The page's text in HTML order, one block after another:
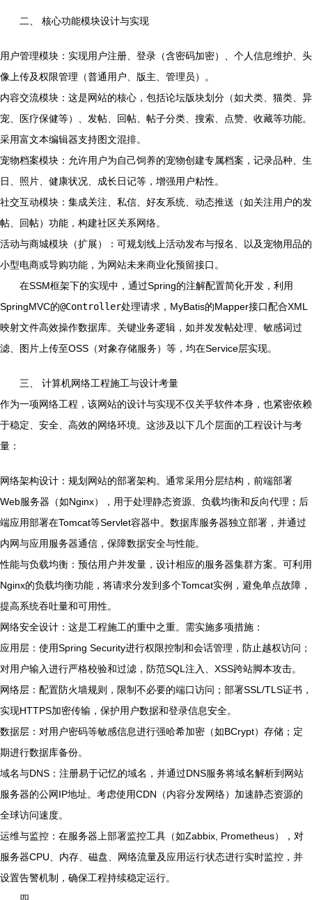
二、 核心功能模块设计与实现
用户管理模块：实现用户注册、登录（含密码加密）、个人信息维护、头
像上传及权限管理（普通用户、版主、管理员）。
内容交流模块：这是网站的核心，包括论坛版块划分（如犬类、猫类、异
宠、医疗保健等）、发帖、回帖、帖子分类、搜索、点赞、收藏等功能。
采用富文本编辑器支持图文混排。
宠物档案模块：允许用户为自己饲养的宠物创建专属档案，记录品种、生
日、照片、健康状况、成长日记等，增强用户粘性。
社交互动模块：集成关注、私信、好友系统、动态推送（如关注用户的发
帖、回帖）功能，构建社区关系网络。
活动与商城模块（扩展）：可规划线上活动发布与报名、以及宠物用品的
小型电商或导购功能，为网站未来商业化预留接口。
在SSM框架下的实现中，通过Spring的注解配置简化开发，利用
SpringMVC的@Controller处理请求，MyBatis的Mapper接口配合XML
映射文件高效操作数据库。关键业务逻辑，如并发发帖处理、敏感词过
滤、图片上传至OSS（对象存储服务）等，均在Service层实现。
三、 计算机网络工程施工与设计考量
作为一项网络工程，该网站的设计与实现不仅关乎软件本身，也紧密依赖
于稳定、安全、高效的网络环境。这涉及以下几个层面的工程设计与考
量：
网络架构设计：规划网站的部署架构。通常采用分层结构，前端部署
Web服务器（如Nginx），用于处理静态资源、负载均衡和反向代理；后
端应用部署在Tomcat等Servlet容器中。数据库服务器独立部署，并通过
内网与应用服务器通信，保障数据安全与性能。
性能与负载均衡：预估用户并发量，设计相应的服务器集群方案。可利用
Nginx的负载均衡功能，将请求分发到多个Tomcat实例，避免单点故障，
提高系统吞吐量和可用性。
网络安全设计：这是工程施工的重中之重。需实施多项措施：
应用层：使用Spring Security进行权限控制和会话管理，防止越权访问；
对用户输入进行严格校验和过滤，防范SQL注入、XSS跨站脚本攻击。
网络层：配置防火墙规则，限制不必要的端口访问；部署SSL/TLS证书，
实现HTTPS加密传输，保护用户数据和登录信息安全。
数据层：对用户密码等敏感信息进行强哈希加密（如BCrypt）存储；定
期进行数据库备份。
域名与DNS：注册易于记忆的域名，并通过DNS服务将域名解析到网站
服务器的公网IP地址。考虑使用CDN（内容分发网络）加速静态资源的
全球访问速度。
运维与监控：在服务器上部署监控工具（如Zabbix, Prometheus），对
服务器CPU、内存、磁盘、网络流量及应用运行状态进行实时监控，并
设置告警机制，确保工程持续稳定运行。